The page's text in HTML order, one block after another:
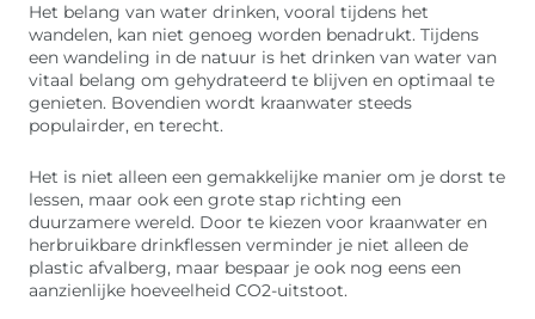
Het belang van water drinken, vooral tijdens het
wandelen, kan niet genoeg worden benadrukt. Tijdens
een wandeling in de natuur is het drinken van water van
vitaal belang om gehydrateerd te blijven en optimaal te
genieten. Bovendien wordt kraanwater steeds
populairder, en terecht.
Het is niet alleen een gemakkelijke manier om je dorst te
lessen, maar ook een grote stap richting een
duurzamere wereld. Door te kiezen voor kraanwater en
herbruikbare drinkflessen verminder je niet alleen de
plastic afvalberg, maar bespaar je ook nog eens een
aanzienlijke hoeveelheid CO2-uitstoot.